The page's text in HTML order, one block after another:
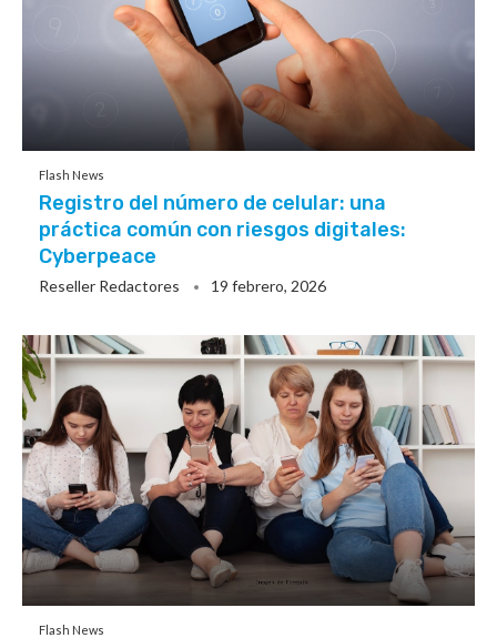
Flash News
Registro del número de celular: una
práctica común con riesgos digitales:
Cyberpeace
Reseller Redactores 19 febrero, 2026
Flash News